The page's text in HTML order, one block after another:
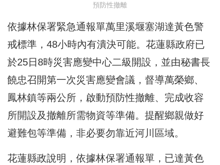
預防性撤離
依據林保署緊急通報單萬里溪堰塞湖達黃色警
戒標準，48小時內有潰決可能。花蓮縣政府已
於25日8時災害應變中心二級開設，並由秘書長
饒忠召開第一次災害應變會議，督導萬榮鄉、
鳳林鎮等兩公所，啟動預防性撤離、完成收容
所開設及撤離所需物資等準備。提醒鄉親做好
避難包等準備，非必要勿靠近河川區域。
花蓮縣政說明，依據林保署通報單，已達黃色